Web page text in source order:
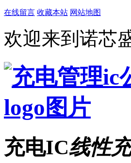
在线留言 收藏本站 网站地图
欢迎来到诺芯
充电IC线性